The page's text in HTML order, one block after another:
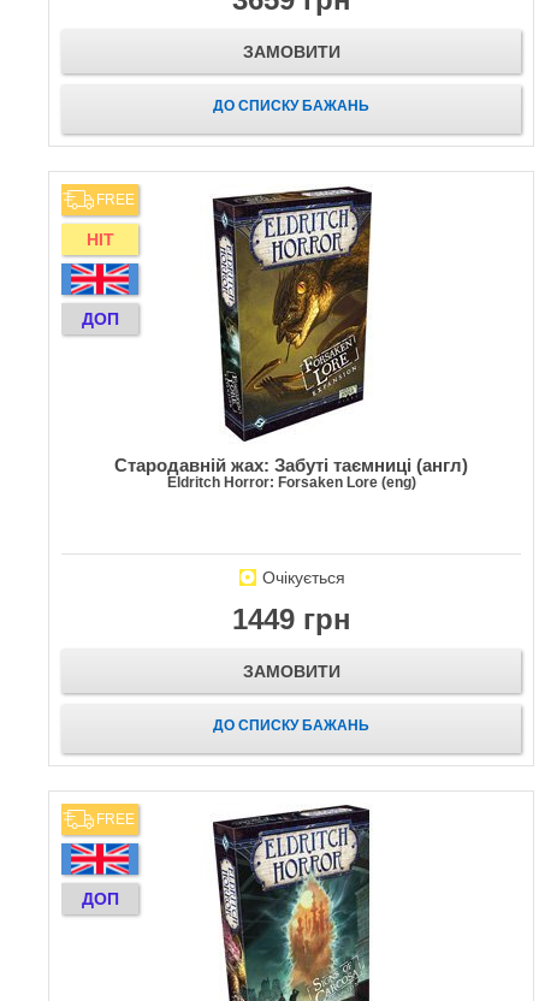
ЗАМОВИТИ
ДО СПИСКУ БАЖАНЬ
FREE
HIT
ДОП
Стародавній жах: Забуті таємниці (англ)
Eldritch Horror: Forsaken Lore (eng)
Очікується
1449 грн
ЗАМОВИТИ
ДО СПИСКУ БАЖАНЬ
FREE
ДОП